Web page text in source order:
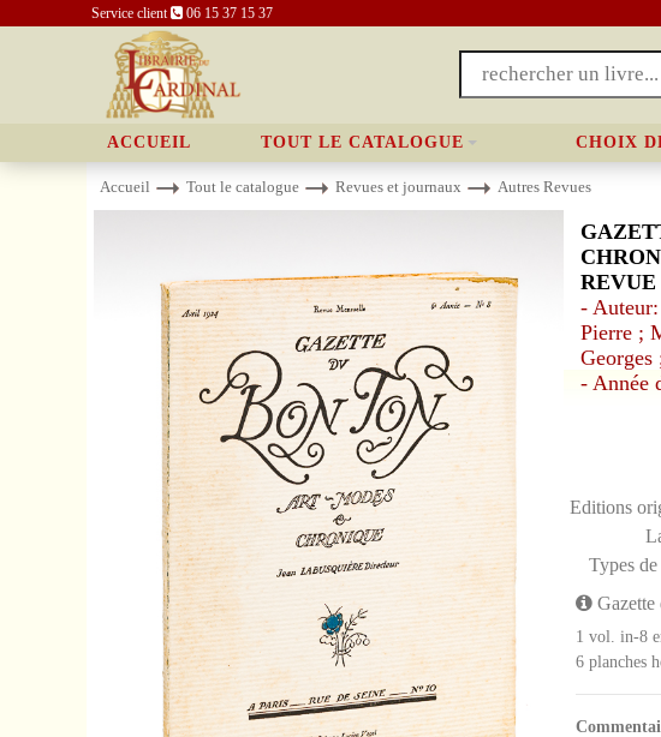
Service client 06 15 37 15 37
ACCUEIL TOUT LE CATALOGUE CHOIX
Accueil Tout le catalogue Revues et journaux Autres Revues
-
Pierre ;
- Année
Editions
Types
Gazette
1 vol. in-8
6 planches